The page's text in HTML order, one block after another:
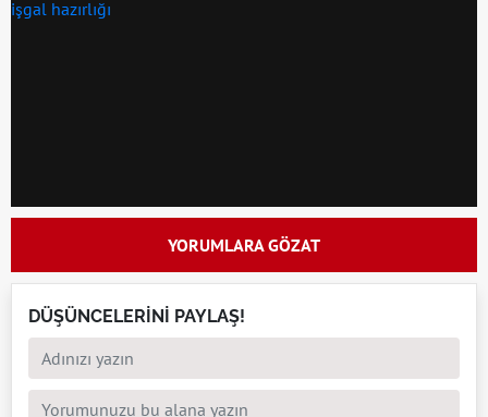
YORUMLARA GÖZAT
DÜŞÜNCELERİNİ PAYLAŞ!